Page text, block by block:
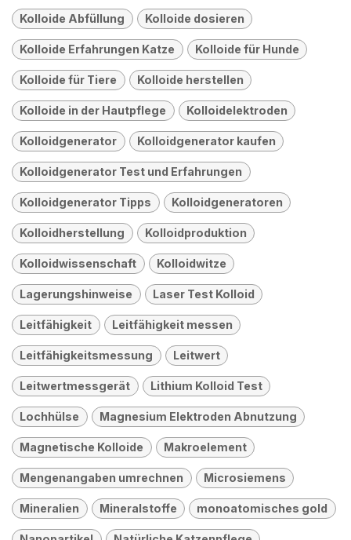
Kolloide Abfüllung Kolloide dosieren
Kolloide Erfahrungen Katze Kolloide für Hunde
Kolloide für Tiere Kolloide herstellen
Kolloide in der Hautpflege Kolloidelektroden
Kolloidgenerator Kolloidgenerator kaufen
Kolloidgenerator Test und Erfahrungen
Kolloidgenerator Tipps Kolloidgeneratoren
Kolloidherstellung Kolloidproduktion
Kolloidwissenschaft Kolloidwitze
Lagerungshinweise Laser Test Kolloid
Leitfähigkeit Leitfähigkeit messen
Leitfähigkeitsmessung Leitwert
Leitwertmessgerät Lithium Kolloid Test
Lochhülse Magnesium Elektroden Abnutzung
Magnetische Kolloide Makroelement
Mengenangaben umrechnen Microsiemens
Mineralien Mineralstoffe monoatomisches gold